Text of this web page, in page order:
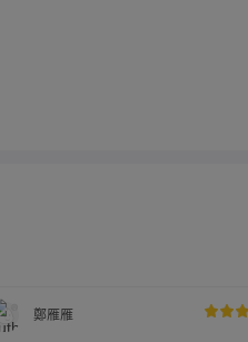
鄭雁雁